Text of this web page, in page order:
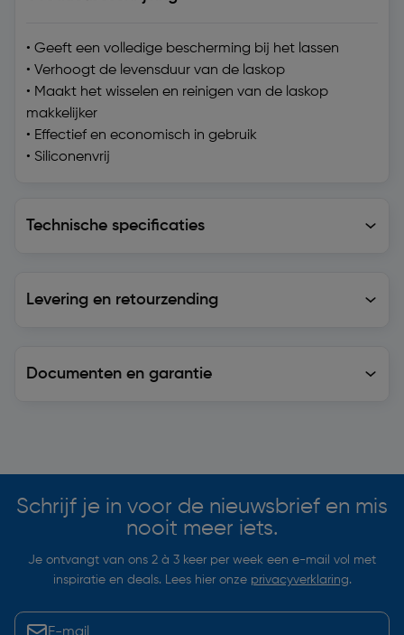
• Geeft een volledige bescherming bij het lassen
• Verhoogt de levensduur van de laskop
• Maakt het wisselen en reinigen van de laskop
makkelijker
• Effectief en economisch in gebruik
• Siliconenvrij
Technische specificaties
Levering en retourzending
Documenten en garantie
Schrijf je in voor de nieuwsbrief en mis
nooit meer iets.
Je ontvangt van ons 2 à 3 keer per week een e-mail vol met
inspiratie en deals. Lees hier onze privacyverklaring.